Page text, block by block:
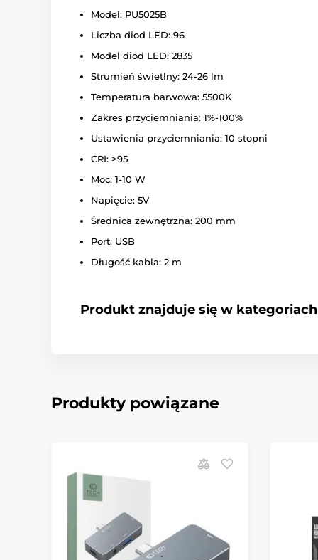
Model: PU5025B
Liczba diod LED: 96
Model diod LED: 2835
Strumień świetlny: 24-26 lm
Temperatura barwowa: 5500K
Zakres przyciemniania: 1%-100%
Ustawienia przyciemniania: 10 stopni
CRI: >95
Moc: 1-10 W
Napięcie: 5V
Średnica zewnętrzna: 200 mm
Port: USB
Długość kabla: 2 m
Produkt znajduje się w kategoriach
Produkty powiązane